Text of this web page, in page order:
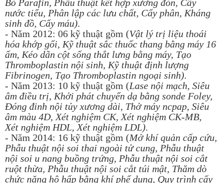
Bó Parafin, Phẫu thuật kết hợp xương đòn, Cấy
nước tiểu, Phân lập các lưu chất, Cấy phân, Kháng
sinh đồ, Cấy máu).
- Năm 2012: 06 kỹ thuật gồm (Vật lý trị liệu thoái
hóa khớp gối, Kỹ thuật sắc thuốc thang bằng máy 16
ấm, Kéo dãn cột sống thắt lưng bằng máy, Tạo
Thromboplastin nội sinh, Kỹ thuật định lượng
Fibrinogen, Tạo Thromboplastin ngoại sinh).
- Năm 2013: 10 kỹ thuật gồm (Lase nội mạch, Siêu
âm điều trị, Khởi phát chuyển dạ bằng sonde Foley,
Đóng đinh nội tủy xương dài, Thở máy ncpap, Siêu
âm màu 4D, Xét nghiệm CK, Xét nghiệm CK-MB,
Xét nghiệm HDL, Xét nghiệm LDL).
- Năm 2014: 16 kỹ thuật gồm (Mở khí quản cấp cứu,
Phẫu thuật nội soi thai ngoài tử cung, Phẫu thuật
nội soi u nang buồng trứng, Phẫu thuật nội soi cắt
ruột thừa, Phẫu thuật nội soi cắt túi mật, Thăm dò
chức năng hô hấp bằng khí phế dung, Quy trình cấy